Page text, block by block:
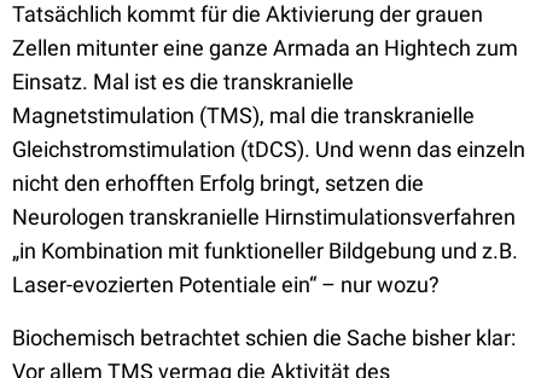
Tatsächlich kommt für die Aktivierung der grauen
Zellen mitunter eine ganze Armada an Hightech zum
Einsatz. Mal ist es die transkranielle
Magnetstimulation (TMS), mal die transkranielle
Gleichstromstimulation (tDCS). Und wenn das einzeln
nicht den erhofften Erfolg bringt, setzen die
Neurologen transkranielle Hirnstimulationsverfahren
„in Kombination mit funktioneller Bildgebung und z.B.
Laser-evozierten Potentiale ein“ – nur wozu?
Biochemisch betrachtet schien die Sache bisher klar:
Vor allem TMS vermag die Aktivität des